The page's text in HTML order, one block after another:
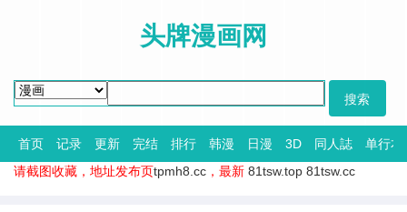
头牌漫画网
首页 记录 更新 完结 排行 韩漫 日漫 3D 同人誌
单行本
请截图收藏，地址发布页tpmh8.cc ，最新 81tsw.top 81tsw.cc